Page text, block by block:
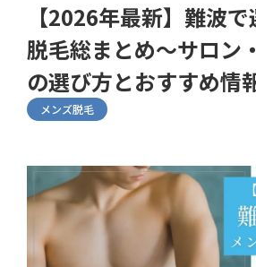
【2026年最新】難波
脱毛総まとめ～サロン
の選び方とおすすめ情
メンズ脱毛